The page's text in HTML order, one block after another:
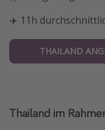
✈️ 11h
THAILAND
Thailand im